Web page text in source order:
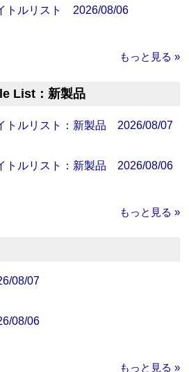
トルリスト 2026/08/06
もっと見る »
List：新製品
トルリスト：新製品 2026/08/07
トルリスト：新製品 2026/08/06
もっと見る »
08/07
08/06
もっと見る »